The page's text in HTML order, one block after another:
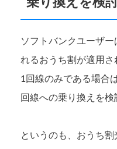
ソフトバンクユーザ
れるおうち割が適用
1回線のみである場合
回線への乗り換えを検
というのも、おうち